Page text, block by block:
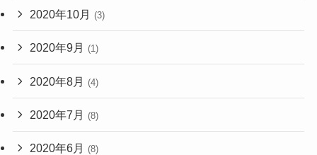
2020年10月 (3)
2020年9月 (1)
2020年8月 (4)
2020年7月 (8)
2020年6月 (8)